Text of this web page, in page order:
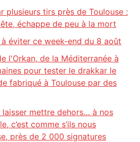
plusieurs tirs près de Toulouse :
échappe de peu à la mort
éviter ce week-end du 8 août
l'Orkan, de la Méditerranée à
pour tester le drakkar le
fabriqué à Toulouse par des
laisser mettre dehors… à nos
c’est comme s’ils nous
près de 2 000 signatures